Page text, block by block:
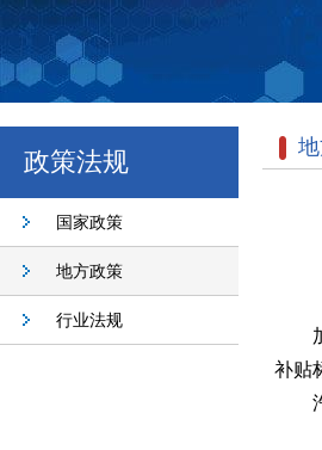
政策法规
国家政策
地方政策
行业法规
补贴